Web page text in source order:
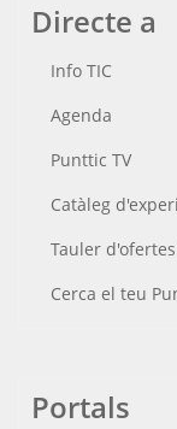
Directe a
Info TIC
Agenda
Punttic TV
Catàleg
Tauler
Cerca el teu
Portals